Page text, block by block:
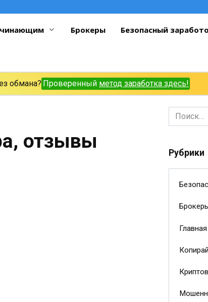
Брокеры Безопасный
обмана? Проверенный метод заработка здесь!
отзывы
Search
for:
Рубрики
Главная